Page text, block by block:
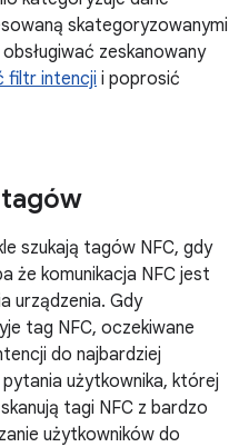
skategoryzowanymi
zeskanowany
filtr intencji i poprosić
tagów
szukają tagów NFC, gdy
że komunikacja NFC jest
urządzenia. Gdy
tag NFC, oczekiwane
do najbardziej
użytkownika, której
tagi NFC z bardzo
użytkowników do